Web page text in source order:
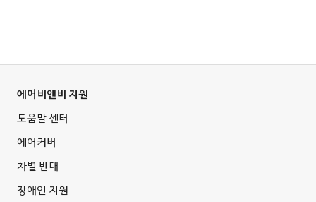
에어비앤비 지원
도움말 센터
에어커버
차별 반대
장애인 지원